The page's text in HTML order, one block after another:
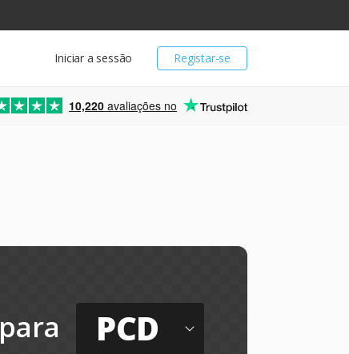
Registar-se
Iniciar a sessão
10,220 avaliações no
para PCD